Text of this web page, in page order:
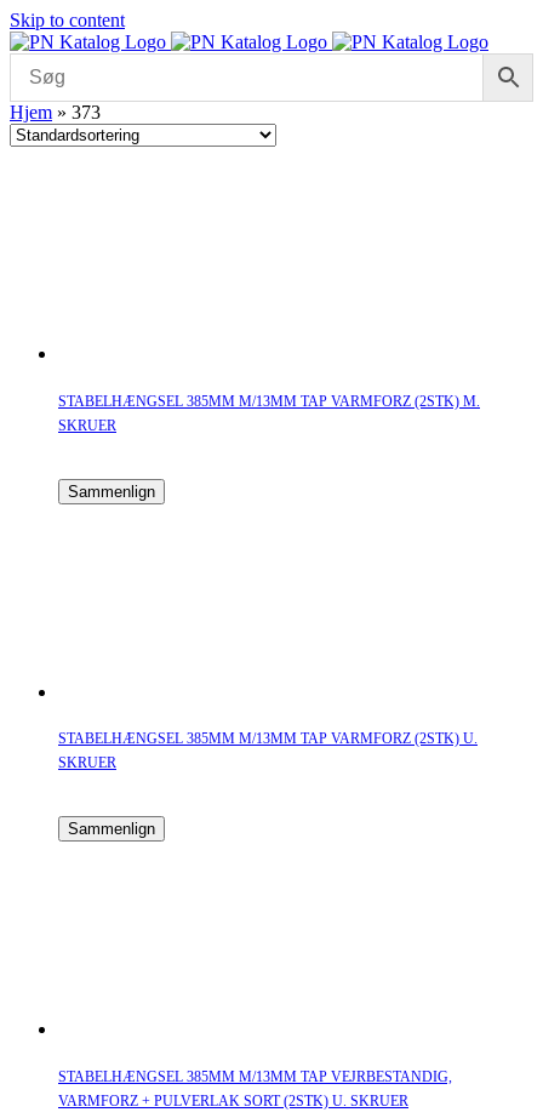
Skip to content
Hjem » 373
STABELHÆNGSEL 385MM M/13MM TAP VARMFORZ (2STK) M.
SKRUER
Sammenlign
STABELHÆNGSEL 385MM M/13MM TAP VARMFORZ (2STK) U.
SKRUER
Sammenlign
STABELHÆNGSEL 385MM M/13MM TAP VEJRBESTANDIG,
VARMFORZ + PULVERLAK SORT (2STK) U. SKRUER